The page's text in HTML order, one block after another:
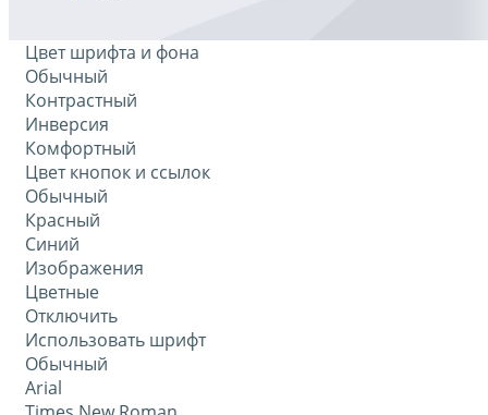
Цвет шрифта и фона
Обычный
Контрастный
Инверсия
Комфортный
Цвет кнопок и ссылок
Обычный
Красный
Синий
Изображения
Цветные
Отключить
Использовать шрифт
Обычный
Arial